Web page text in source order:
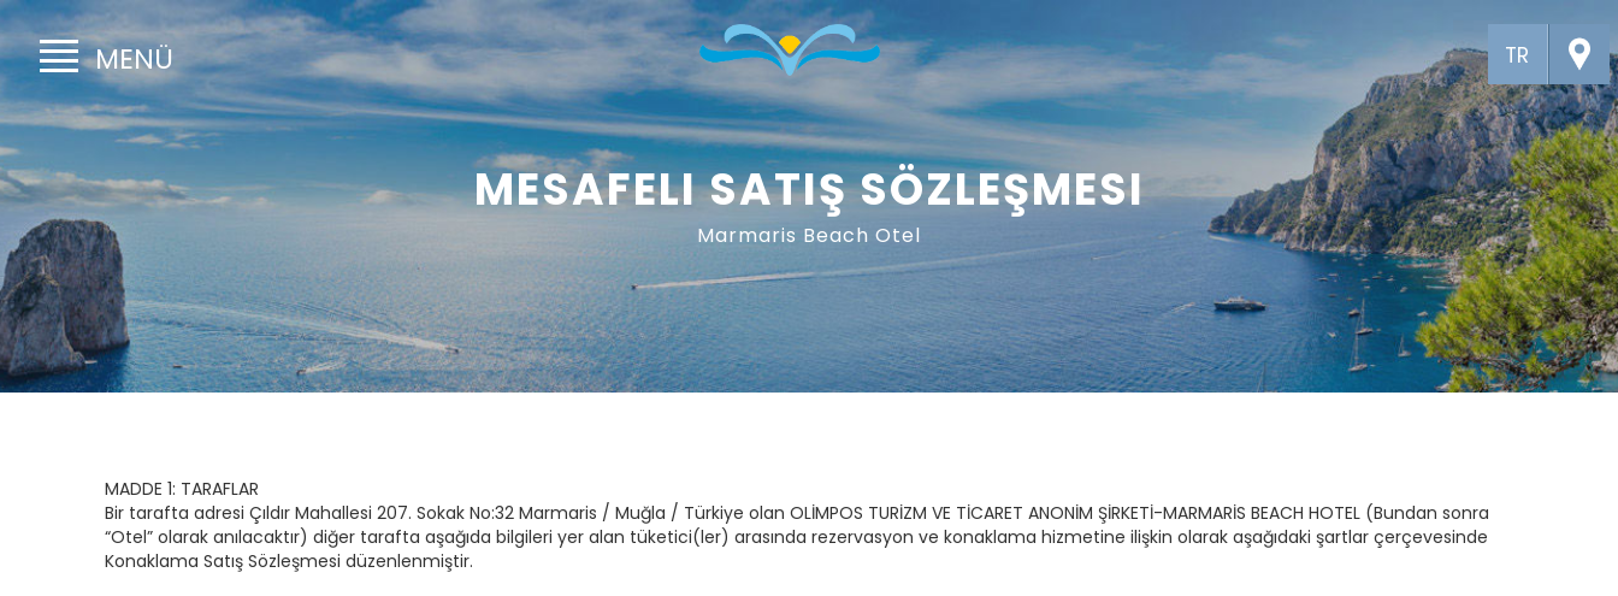
MENÜ TR
MESAFELI SATIŞ SÖZLEŞMESI
Marmaris Beach Otel
MADDE 1: TARAFLAR
Bir tarafta adresi Çıldır Mahallesi 207. Sokak No:32 Marmaris / Muğla / Türkiye olan OLİMPOS TURİZM VE TİCARET ANONİM ŞİRKETİ-MARMARİS BEACH HOTEL (Bundan sonra
“Otel” olarak anılacaktır) diğer tarafta aşağıda bilgileri yer alan tüketici(ler) arasında rezervasyon ve konaklama hizmetine ilişkin olarak aşağıdaki şartlar çerçevesinde
Konaklama Satış Sözleşmesi düzenlenmiştir.